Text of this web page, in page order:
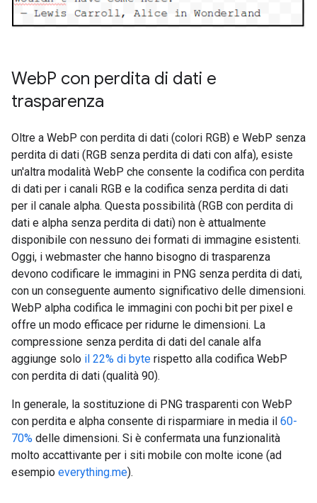
WebP con perdita di dati e
trasparenza
Oltre a WebP con perdita di dati (colori RGB) e WebP senza
perdita di dati (RGB senza perdita di dati con alfa), esiste
un'altra modalità WebP che consente la codifica con perdita
di dati per i canali RGB e la codifica senza perdita di dati
per il canale alpha. Questa possibilità (RGB con perdita di
dati e alpha senza perdita di dati) non è attualmente
disponibile con nessuno dei formati di immagine esistenti.
Oggi, i webmaster che hanno bisogno di trasparenza
devono codificare le immagini in PNG senza perdita di dati,
con un conseguente aumento significativo delle dimensioni.
WebP alpha codifica le immagini con pochi bit per pixel e
offre un modo efficace per ridurne le dimensioni. La
compressione senza perdita di dati del canale alfa
aggiunge solo il 22% di byte rispetto alla codifica WebP
con perdita di dati (qualità 90).
In generale, la sostituzione di PNG trasparenti con WebP
con perdita e alpha consente di risparmiare in media il 60-
70% delle dimensioni. Si è confermata una funzionalità
molto accattivante per i siti mobile con molte icone (ad
esempio everything.me).